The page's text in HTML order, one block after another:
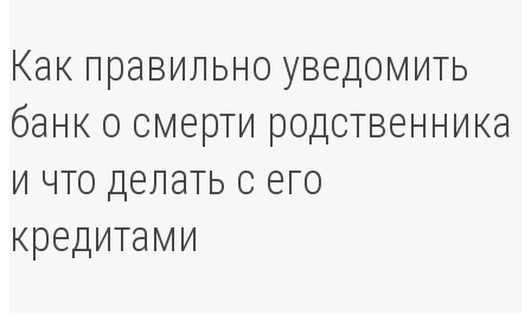
Как правильно уведомить
банк о смерти родственника
и что делать с его
кредитами